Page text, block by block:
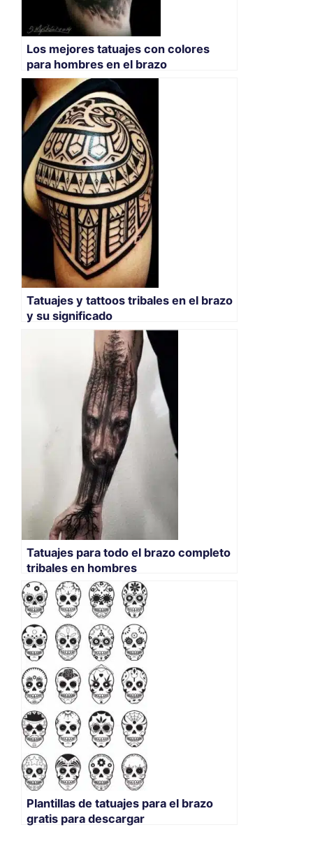
Los mejores tatuajes con colores
para hombres en el brazo
Tatuajes y tattoos tribales en el brazo
y su significado
Tatuajes para todo el brazo completo
tribales en hombres
Plantillas de tatuajes para el brazo
gratis para descargar